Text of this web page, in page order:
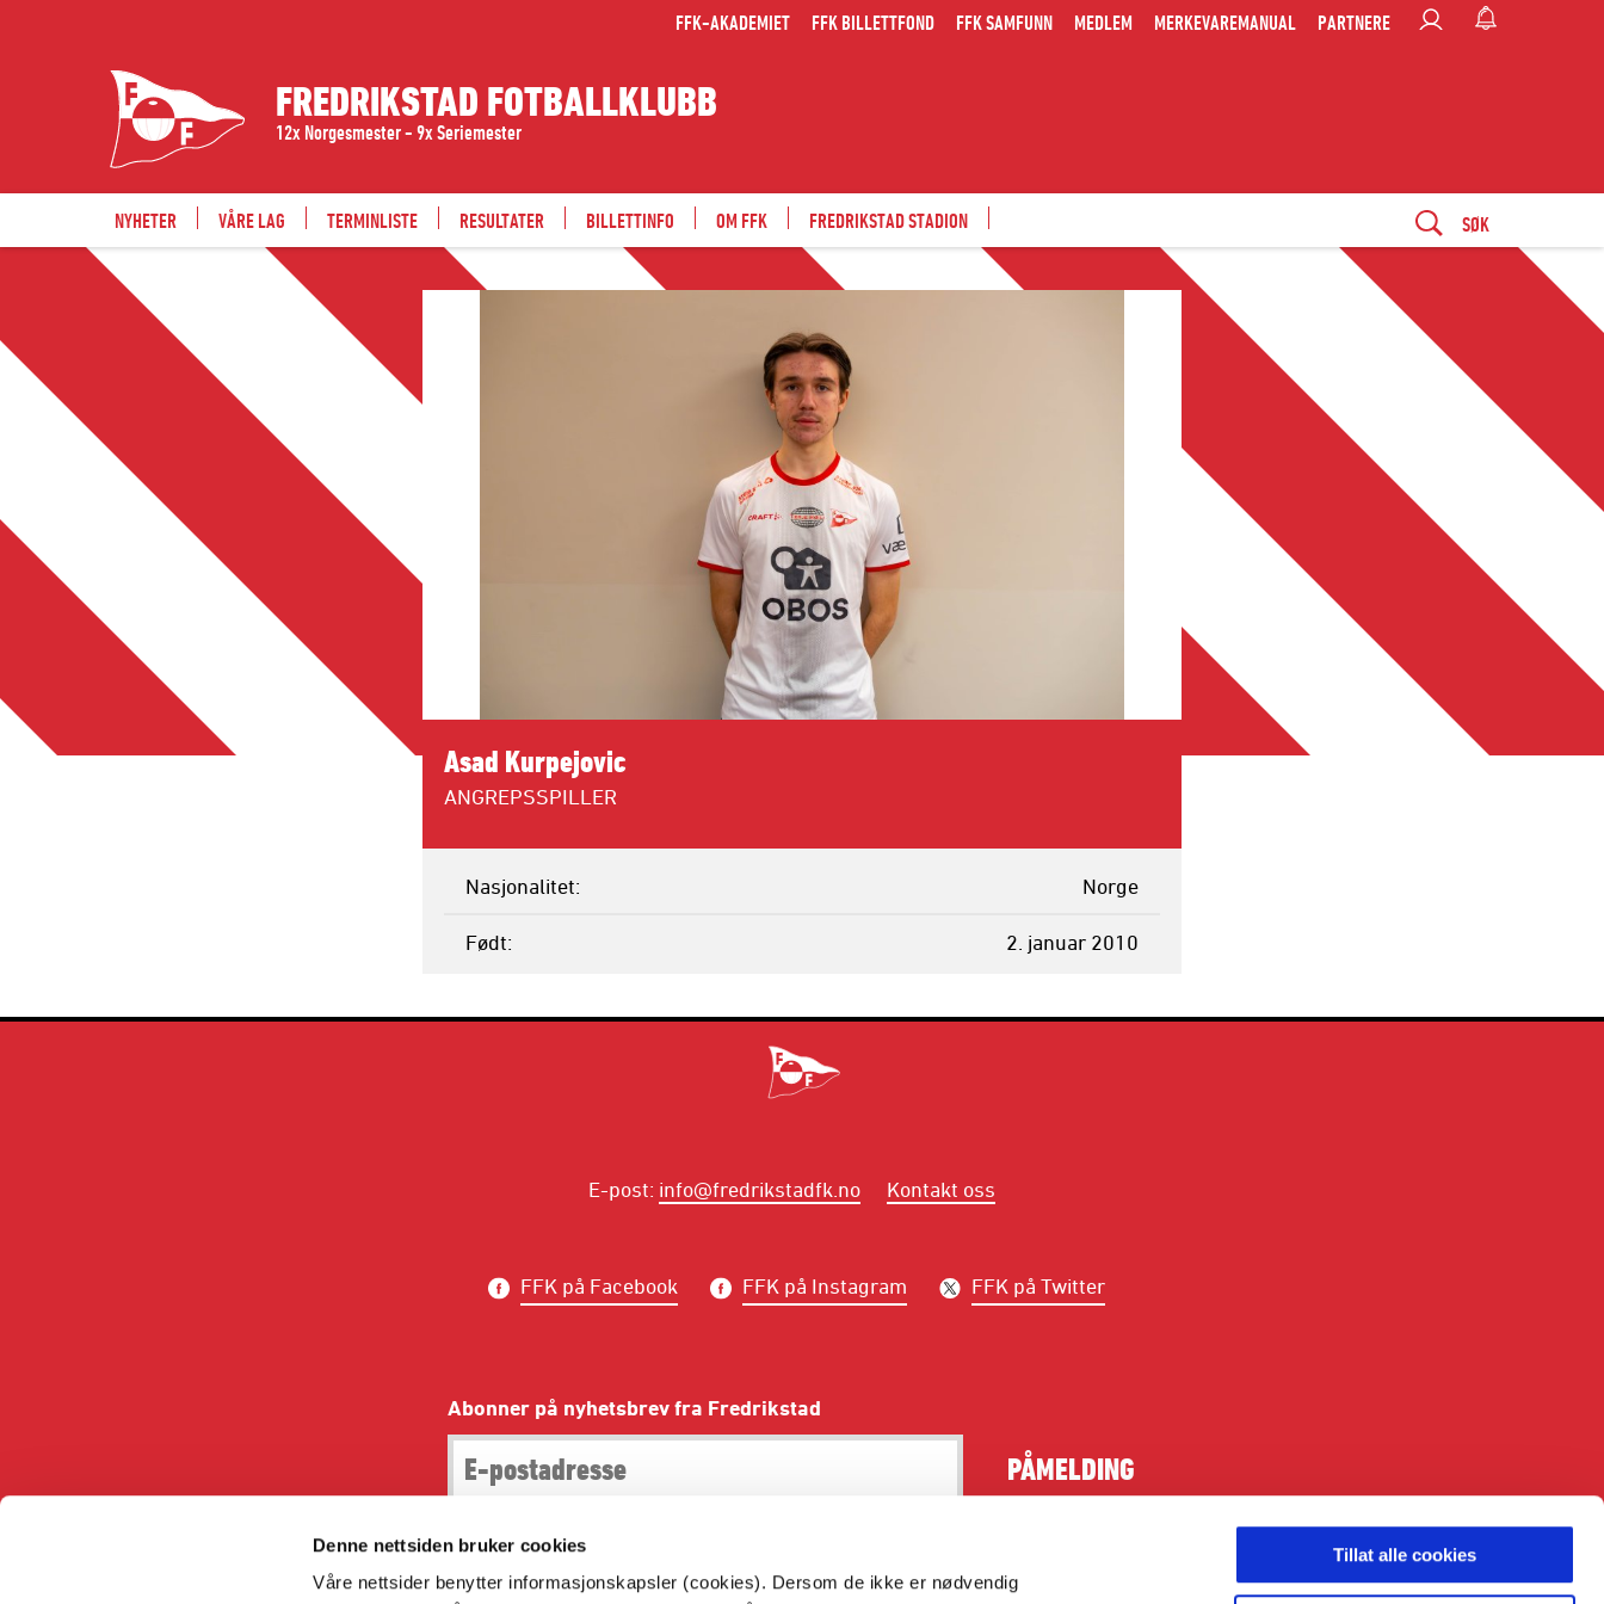
Denne nettsiden bruker cookies
Våre nettsider benytter informasjonskapsler (cookies). Dersom de ikke er nødvendig
Tillat alle cookies
FFK-AKADEMIET FFK BILLETTFOND FFK SAMFUNN MEDLEM MERKEVAREMANUAL PARTNERE
FREDRIKSTAD FOTBALLKLUBB
12x Norgesmester - 9x Seriemester
NYHETER VÅRE LAG TERMINLISTE RESULTATER BILLETTINFO OM FFK FREDRIKSTAD STADION SØK
Asad Kurpejovic
ANGREPSSPILLER
Nasjonalitet Norge
Født 2. januar 2010
E-post: info@fredrikstadfk.no Kontakt oss
FFK på Facebook FFK på Instagram FFK på Twitter
Abonner på nyhetsbrev fra Fredrikstad
PÅMELDING
Dette er Fredrikstad Fotballklubbs offisielle hjemmeside.